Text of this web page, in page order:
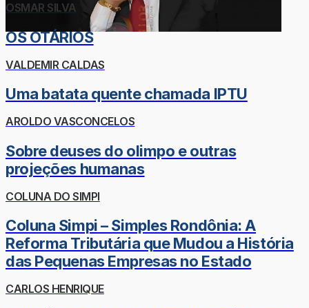
OSMAR SILVA
OS OTÁRIOS
VALDEMIR CALDAS
Uma batata quente chamada IPTU
AROLDO VASCONCELOS
Sobre deuses do olimpo e outras
projeções humanas
COLUNA DO SIMPI
Coluna Simpi – Simples Rondônia: A
Reforma Tributária que Mudou a História
das Pequenas Empresas no Estado
CARLOS HENRIQUE